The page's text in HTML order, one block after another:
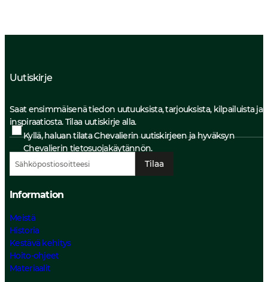
Uutiskirje
Saat ensimmäisenä tiedon uutuuksista, tarjouksista, kilpailuista ja
inspiraatiosta. Tilaa uutiskirje alla.
Kyllä, haluan tilata Chevalierin uutiskirjeen ja hyväksyn
Chevalierin tietosuojakäytännön.
Tilaa
Information
Meistä
Historia
Kestävä kehitys
Hoito-ohjeet
Materiaalit